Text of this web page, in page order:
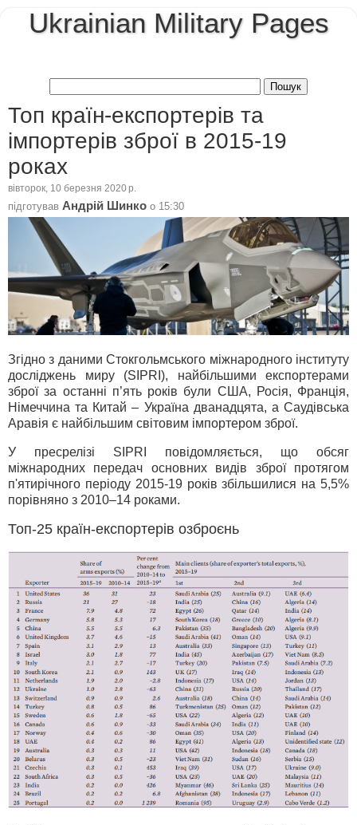
Ukrainian Military Pages
Топ країн-експортерів та
імпортерів зброї в 2015-19
роках
вівторок, 10 березня 2020 р.
підготував Андрій Шинко о 15:30
Згідно з даними Стокгольмського міжнародного інституту
досліджень миру (SIPRI), найбільшими експортерами
зброї за останні п’ять років були США, Росія, Франція,
Німеччина та Китай – Україна дванадцята, а Саудівська
Аравія є найбільшим світовим імпортером зброї.
У пресрелізі SIPRI повідомляється, що обсяг
міжнародних передач основних видів зброї протягом
п'ятирічного періоду 2015-19 років збільшилися на 5,5%
порівняно з 2010–14 роками.
Топ-25 країн-експортерів озброєнь